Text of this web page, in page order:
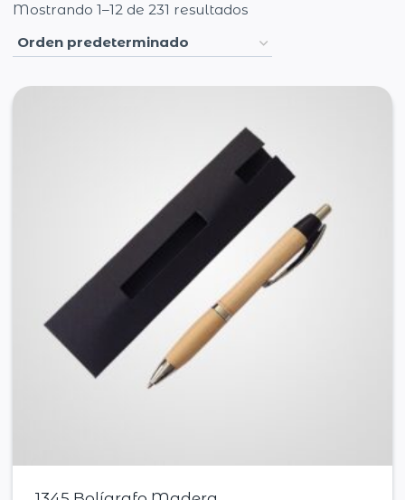
Mostrando 1–12 de 231 resultados